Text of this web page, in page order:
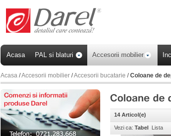
14 Articol(e)
Vezi ca: Tabel Lista
Acasa PAL si blaturi Accesorii mobilier
Acasa /Accesorii mobilier /Accesorii bucatarie /Coloane de